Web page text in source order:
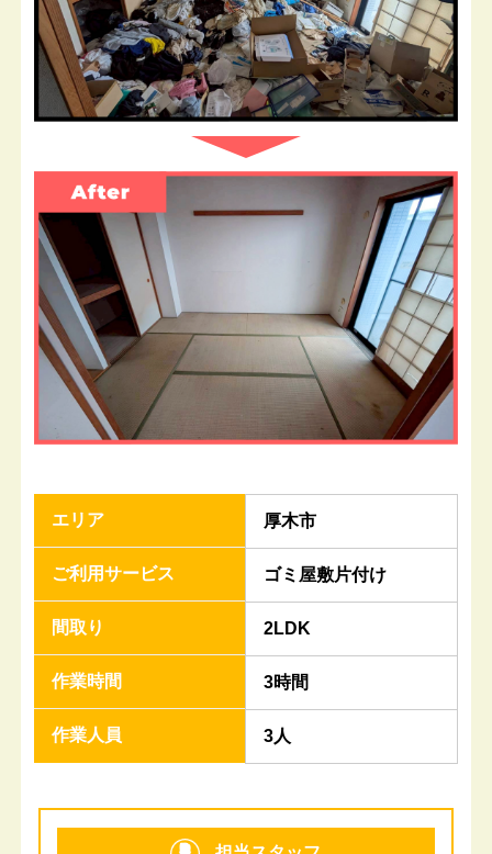
エリア 厚木市
ご利用サービス ゴミ屋敷片付け
間取り 2LDK
作業時間 3時間
作業人員 3人